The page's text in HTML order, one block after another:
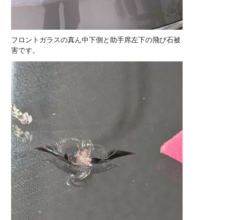
フロントガラスの真ん中下側と助手席左下の飛び石被
害です。